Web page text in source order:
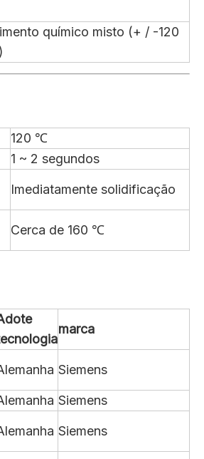
químico misto (+ / -120
120 ℃
1 ~ 2 segundos
Imediatamente solidificação
Cerca de 160 ℃
marca
Siemens
Siemens
Siemens